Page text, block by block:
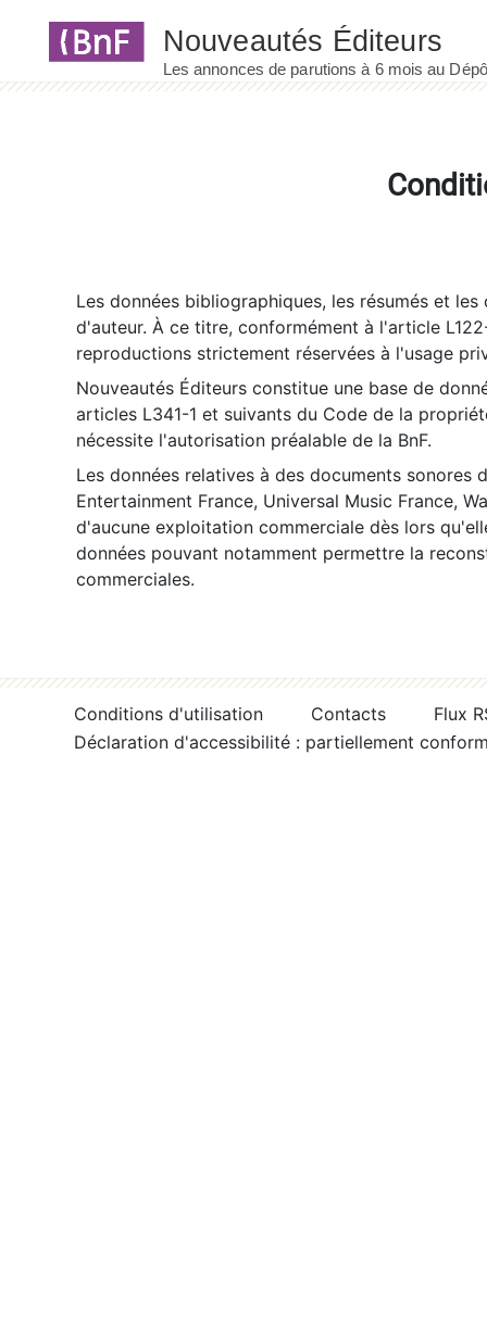
Les données bibliographiques, les résumés et
d'auteur. À ce titre, conformément à l'article
reproductions strictement réservées à l'usage
Nouveautés Éditeurs constitue une base de
articles L341-1 et suivants du Code de la
nécessite l'autorisation préalable de la BnF.
Les données relatives à des documents sonores
Entertainment France, Universal Music France,
d'aucune exploitation commerciale dès lors
données pouvant notamment permettre la
commerciales.
Conditions d'utilisation Contacts
Flux
Déclaration d'accessibilité : partiellement